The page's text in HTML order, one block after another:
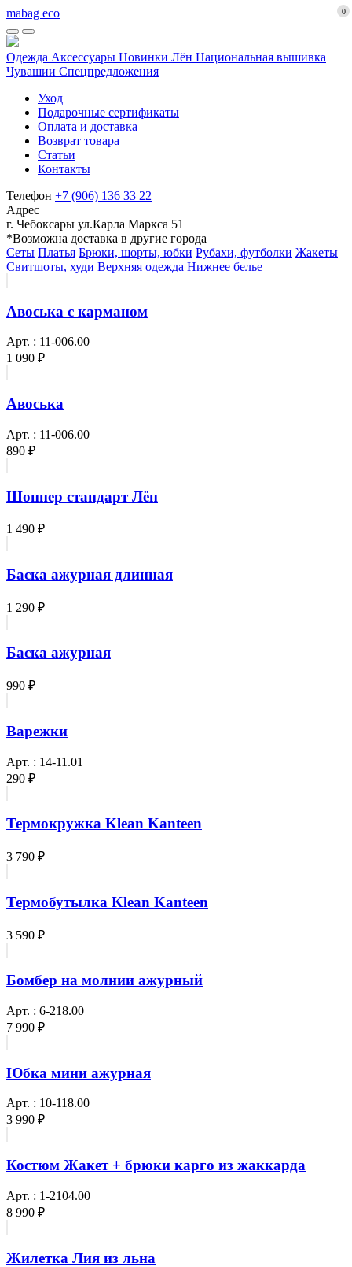
mabag eco
Одежда Аксессуары Новинки Лён Национальная вышивка
Чувашии Спецпредложения
Уход
Подарочные сертификаты
Оплата и доставка
Возврат товара
Статьи
Контакты
Телефон +7 (906) 136 33 22
Адрес
г. Чебоксары ул.Карла Маркса 51
*Возможна доставка в другие города
Сеты Платья Брюки, шорты, юбки Рубахи, футболки Жакеты
Свитшоты, худи Верхняя одежда Нижнее белье
Авоська с карманом
Арт. : 11-006.00
1 090 ₽
Авоська
Арт. : 11-006.00
890 ₽
Шоппер стандарт Лён
1 490 ₽
Баска ажурная длинная
1 290 ₽
Баска ажурная
990 ₽
Варежки
Арт. : 14-11.01
290 ₽
Термокружка Klean Kanteen
3 790 ₽
Термобутылка Klean Kanteen
3 590 ₽
Бомбер на молнии ажурный
Арт. : 6-218.00
7 990 ₽
Юбка мини ажурная
Арт. : 10-118.00
3 990 ₽
Костюм Жакет + брюки карго из жаккарда
Арт. : 1-2104.00
8 990 ₽
Жилетка Лия из льна
0